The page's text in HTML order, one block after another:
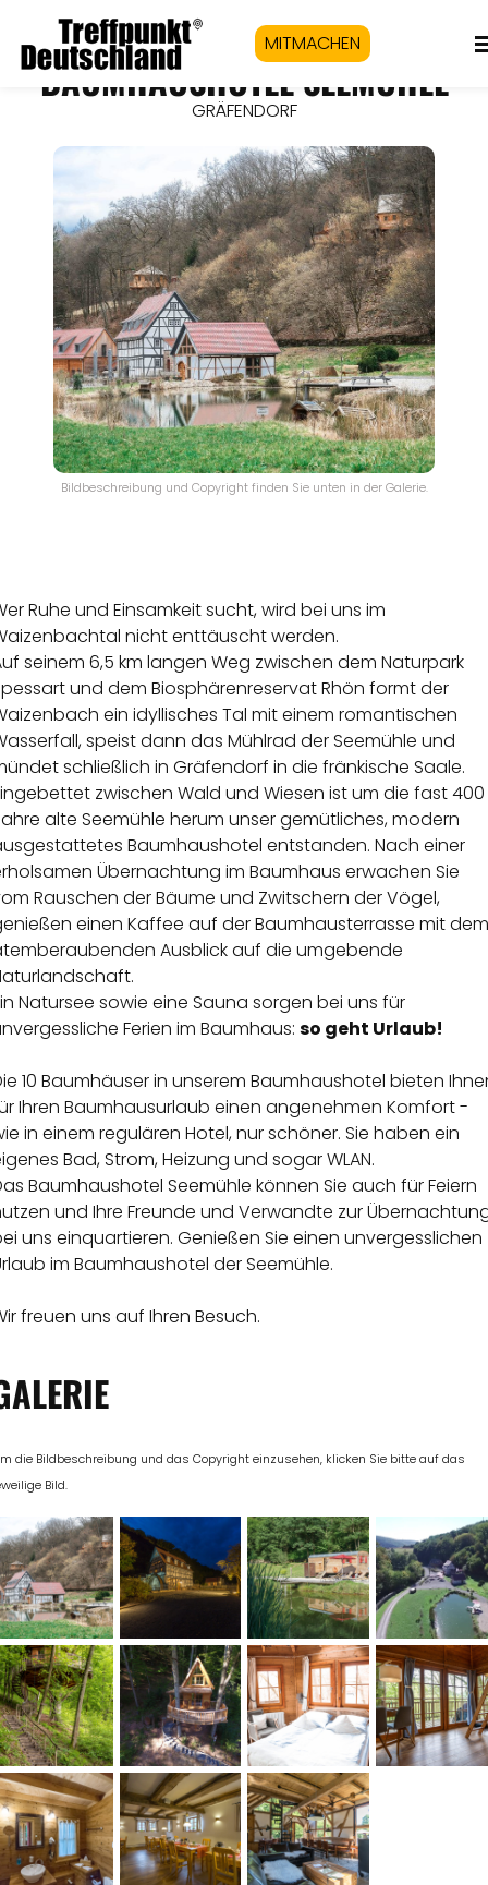
MITMACHEN
BAUMHAUSHOTEL SEEMÜHLE
GRÄFENDORF
Bildbeschreibung und Copyright finden Sie unten in der Galerie.
Ruhe und Einsamkeit sucht, wird bei uns im
nicht enttäuscht werden.
seinem 6,5 km langen Weg zwischen dem Naturpark
und dem Biosphärenreservat Rhön formt der
ein idyllisches Tal mit einem romantischen
speist dann das Mühlrad der Seemühle und
schließlich in Gräfendorf in die fränkische Saale.
zwischen Wald und Wiesen ist um die fast 400
alte Seemühle herum unser gemütliches, modern
Baumhaushotel entstanden. Nach einer
Übernachtung im Baumhaus erwachen Sie
Rauschen der Bäume und Zwitschern der Vögel,
einen Kaffee auf der Baumhausterrasse mit dem
Ausblick auf die umgebende
Natursee sowie eine Sauna sorgen bei uns für
Ferien im Baumhaus: so geht Urlaub!
10 Baumhäuser in unserem Baumhaushotel bieten
Ihren Baumhausurlaub einen angenehmen Komfort -
in einem regulären Hotel, nur schöner. Sie haben ein
Bad, Strom, Heizung und sogar WLAN.
Baumhaushotel Seemühle können Sie auch für Feiern
und Ihre Freunde und Verwandte zur
uns einquartieren. Genießen Sie einen unvergesslichen
im Baumhaushotel der Seemühle.
freuen uns auf Ihren Besuch.
die Bildbeschreibung und das Copyright einzusehen, klicken Sie bitte auf das
Bild.